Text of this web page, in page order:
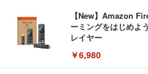
【New】Amazon
ーミングをはじめよ
レイヤー
￥6,980